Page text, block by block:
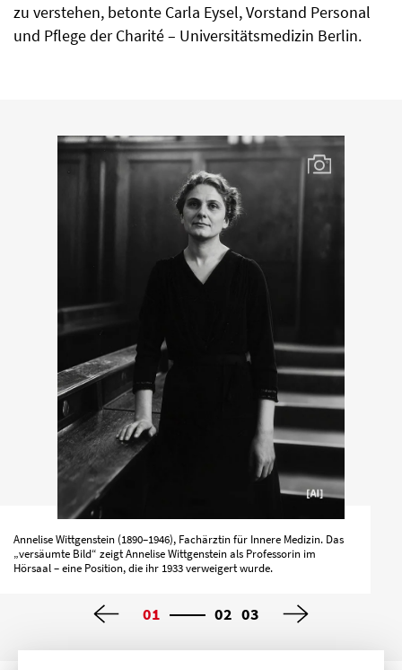
zu verstehen, betonte Carla Eysel, Vorstand Personal
und Pflege der Charité – Universitätsmedizin Berlin.
Annelise Wittgenstein (1890–1946), Fachärztin für Innere Medizin. Das
„versäumte Bild“ zeigt Annelise Wittgenstein als Professorin im
Hörsaal – eine Position, die ihr 1933 verweigert wurde.
01 02 03